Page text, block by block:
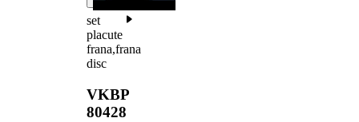
set
placute
frana,frana
disc
VKBP
80428